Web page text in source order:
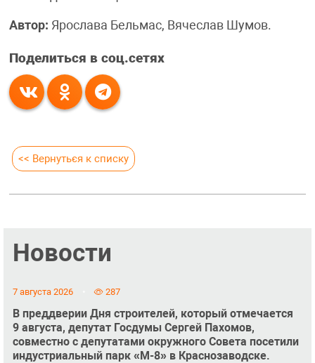
Автор: Ярослава Бельмас, Вячеслав Шумов.
Поделиться в соц.сетях
<< Вернуться к списку
Новости
7 августа 2026 287
В преддверии Дня строителей, который отмечается
9 августа, депутат Госдумы Сергей Пахомов,
совместно с депутатами окружного Совета посетили
индустриальный парк «М-8» в Краснозаводске.